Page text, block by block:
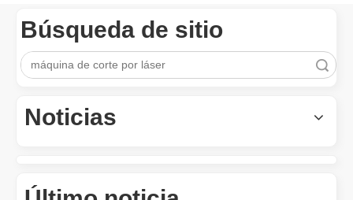
Búsqueda de sitio
Noticias